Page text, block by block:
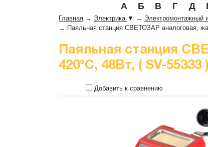
А Б В Г Д
Главная → Электрика ▼ → Электромонтажный
→ Паяльная станция СВЕТОЗАР аналоговая,
Паяльная станция
420°C, 48Вт, ( SV-55333 )
Добавить к сравнению